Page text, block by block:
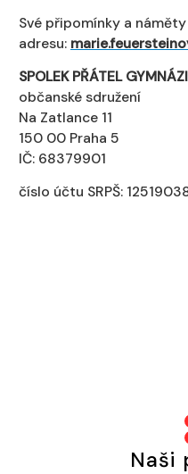
Své připomínky a
adresu:
SPOLEK PŘÁTEL
občanské sdružení
Na Zatlance 11
150 00 Praha 5
IČ: 68379901
číslo účtu SRPŠ:
Naši